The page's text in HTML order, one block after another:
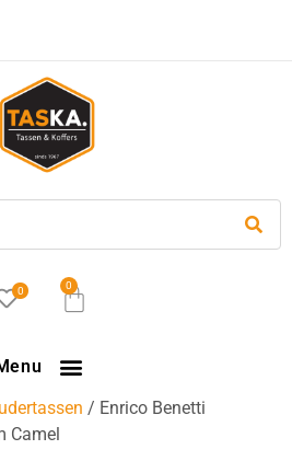
0 0
/ Enrico Benetti
Camel